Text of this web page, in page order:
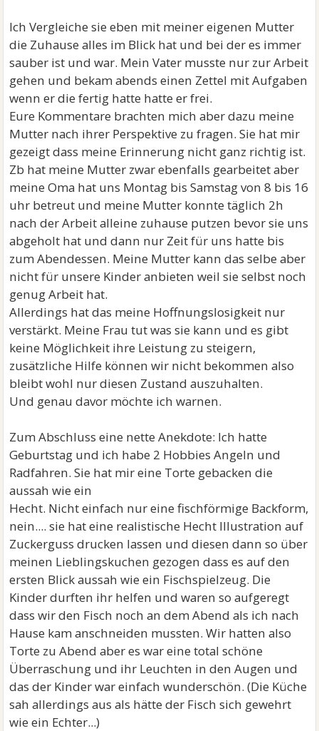
Ich Vergleiche sie eben mit meiner eigenen Mutter
die Zuhause alles im Blick hat und bei der es immer
sauber ist und war. Mein Vater musste nur zur Arbeit
gehen und bekam abends einen Zettel mit Aufgaben
wenn er die fertig hatte hatte er frei.
Eure Kommentare brachten mich aber dazu meine
Mutter nach ihrer Perspektive zu fragen. Sie hat mir
gezeigt dass meine Erinnerung nicht ganz richtig ist.
Zb hat meine Mutter zwar ebenfalls gearbeitet aber
meine Oma hat uns Montag bis Samstag von 8 bis 16
uhr betreut und meine Mutter konnte täglich 2h
nach der Arbeit alleine zuhause putzen bevor sie uns
abgeholt hat und dann nur Zeit für uns hatte bis
zum Abendessen. Meine Mutter kann das selbe aber
nicht für unsere Kinder anbieten weil sie selbst noch
genug Arbeit hat.
Allerdings hat das meine Hoffnungslosigkeit nur
verstärkt. Meine Frau tut was sie kann und es gibt
keine Möglichkeit ihre Leistung zu steigern,
zusätzliche Hilfe können wir nicht bekommen also
bleibt wohl nur diesen Zustand auszuhalten.
Und genau davor möchte ich warnen.
Zum Abschluss eine nette Anekdote: Ich hatte
Geburtstag und ich habe 2 Hobbies Angeln und
Radfahren. Sie hat mir eine Torte gebacken die
aussah wie ein
Hecht. Nicht einfach nur eine fischförmige Backform,
nein.... sie hat eine realistische Hecht Illustration auf
Zuckerguss drucken lassen und diesen dann so über
meinen Lieblingskuchen gezogen dass es auf den
ersten Blick aussah wie ein Fischspielzeug. Die
Kinder durften ihr helfen und waren so aufgeregt
dass wir den Fisch noch an dem Abend als ich nach
Hause kam anschneiden mussten. Wir hatten also
Torte zu Abend aber es war eine total schöne
Überraschung und ihr Leuchten in den Augen und
das der Kinder war einfach wunderschön. (Die Küche
sah allerdings aus als hätte der Fisch sich gewehrt
wie ein Echter...)